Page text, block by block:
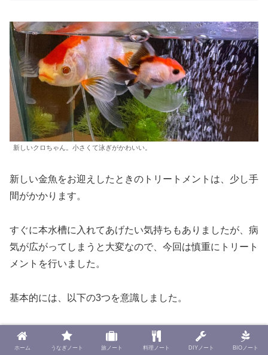
新しいクロちゃん。小さくて泳ぎがかわいい。
新しい金魚をお迎えしたときのトリートメントは、少し手
間がかかります。
すぐに本水槽に入れてあげたい気持ちもありましたが、病
気が広がってしまうと大変なので、今回は慎重にトリート
メントを行いました。
基本的には、以下の3つを意識しました。
塩浴でしっかり体調を整える
絶食で負担を減らす
ホーム うなぎノート 旅ノート 料理ノート DIYノート BIOノート